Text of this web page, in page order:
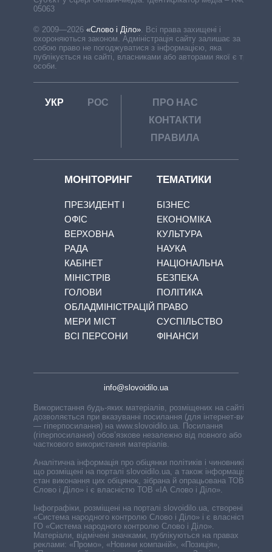
05063
© 2009—2026 «Слово і Діло». Всі права захищені і
охороняються законом. Адміністрація сайту залишає за
собою право не погоджуватися з інформацією, яка
публікується на сайті, власниками або авторами якої є треті
особи.
УКР РОС
ПРО НАС
КОНТАКТИ
ПРАВИЛА
МОНІТОРИНГ
ПРЕЗИДЕНТ І
ОФІС
ВЕРХОВНА
РАДА
КАБІНЕТ
МІНІСТРІВ
ГОЛОВИ
ОБЛАДМІНІСТРАЦІЙ
МЕРИ МІСТ
ВСІ ПЕРСОНИ
ТЕМАТИКИ
БІЗНЕС
ЕКОНОМІКА
КУЛЬТУРА
НАУКА
НАЦІОНАЛЬНА
БЕЗПЕКА
ПОЛІТИКА
ПРАВО
СУСПІЛЬСТВО
ФІНАНСИ
info@slovoidilo.ua
Використання будь-яких матеріалів, розміщених на сайті,
дозволяється при вказуванні посилання (для інтернет-видань
— гіперпосилання) на www.slovoidilo.ua. Посилання
(гіперпосилання) обов’язкове незалежно від повного або
часткового використання матеріалів.
Аналітична інформація про обіцянки політиків і чиновників,
що розміщені на порталі slovoidilo.ua, а також інформація про
стан виконання цих обіцянок, зібрана й опрацьована ТОВ «ІА
Слово і Діло» і є власністю ТОВ «ІА Слово і Діло».
Інфографіки, розміщені на порталі slovoidilo.ua, створені ГО
«Система народного контролю Слово і Діло» і є власністю
ГО «Система народного контролю Слово і Діло».
Матеріали, відмічені значками, публікуються на правах
реклами: «Промо», «Новини компаній», «Позиція»,